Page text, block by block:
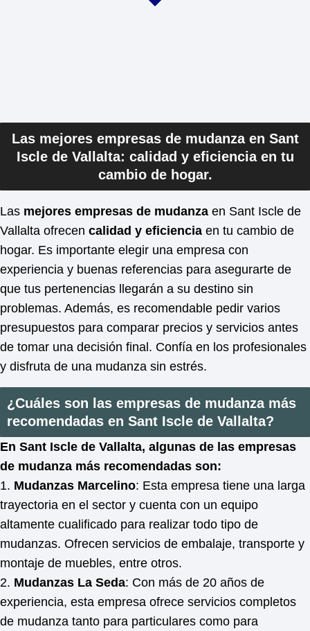
Las mejores empresas de mudanza en Sant
Iscle de Vallalta: calidad y eficiencia en tu
cambio de hogar.
Las mejores empresas de mudanza en Sant Iscle de
Vallalta ofrecen calidad y eficiencia en tu cambio de
hogar. Es importante elegir una empresa con
experiencia y buenas referencias para asegurarte de
que tus pertenencias llegarán a su destino sin
problemas. Además, es recomendable pedir varios
presupuestos para comparar precios y servicios antes
de tomar una decisión final. Confía en los profesionales
y disfruta de una mudanza sin estrés.
¿Cuáles son las empresas de mudanza más
recomendadas en Sant Iscle de Vallalta?
En Sant Iscle de Vallalta, algunas de las empresas
de mudanza más recomendadas son:
1. Mudanzas Marcelino: Esta empresa tiene una larga
trayectoria en el sector y cuenta con un equipo
altamente cualificado para realizar todo tipo de
mudanzas. Ofrecen servicios de embalaje, transporte y
montaje de muebles, entre otros.
2. Mudanzas La Seda: Con más de 20 años de
experiencia, esta empresa ofrece servicios completos
de mudanza tanto para particulares como para